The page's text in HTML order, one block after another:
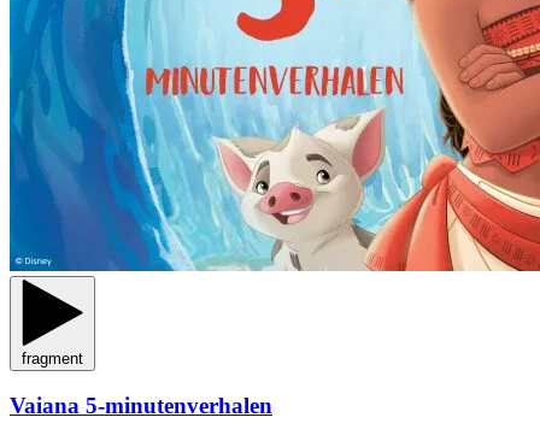
fragment
Vaiana 5-minutenverhalen